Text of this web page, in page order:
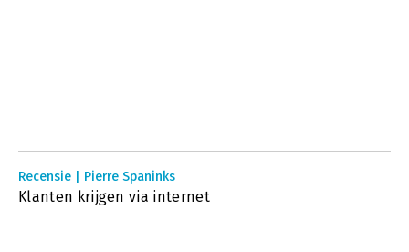
Recensie | Pierre Spaninks
Klanten krijgen via internet